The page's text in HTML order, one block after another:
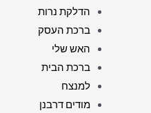
הדלקת נרות
ברכת העסק
האש שלי
ברכת הבית
למנצח
מודים דרבנן